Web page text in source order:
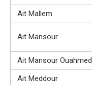
Ait Mallem
Ait Mansour
Ait Mansour Ouahmed
Ait Meddour